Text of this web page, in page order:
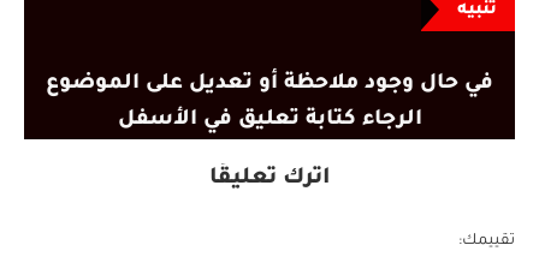
تنبيه
في حال وجود ملاحظة أو تعديل على الموضوع
الرجاء كتابة تعليق في الأسفل
اترك تعليقًا
تقييمك: